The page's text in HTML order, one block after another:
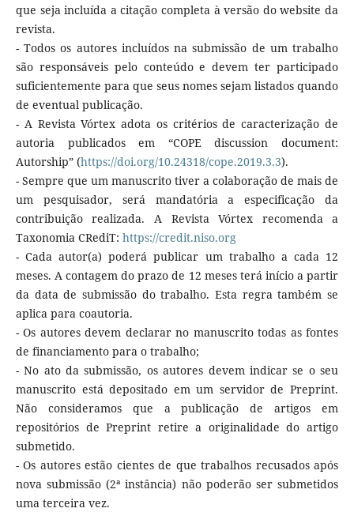
que seja incluída a citação completa à versão do website da
revista.
- Todos os autores incluídos na submissão de um trabalho
são responsáveis pelo conteúdo e devem ter participado
suficientemente para que seus nomes sejam listados quando
de eventual publicação.
- A Revista Vórtex adota os critérios de caracterização de
autoria publicados em “COPE discussion document:
Autorship” (https://doi.org/10.24318/cope.2019.3.3).
- Sempre que um manuscrito tiver a colaboração de mais de
um pesquisador, será mandatória a especificação da
contribuição realizada. A Revista Vórtex recomenda a
Taxonomia CRediT: https://credit.niso.org
- Cada autor(a) poderá publicar um trabalho a cada 12
meses. A contagem do prazo de 12 meses terá início a partir
da data de submissão do trabalho. Esta regra também se
aplica para coautoria.
- Os autores devem declarar no manuscrito todas as fontes
de financiamento para o trabalho;
- No ato da submissão, os autores devem indicar se o seu
manuscrito está depositado em um servidor de Preprint.
Não consideramos que a publicação de artigos em
repositórios de Preprint retire a originalidade do artigo
submetido.
- Os autores estão cientes de que trabalhos recusados após
nova submissão (2ª instância) não poderão ser submetidos
uma terceira vez.